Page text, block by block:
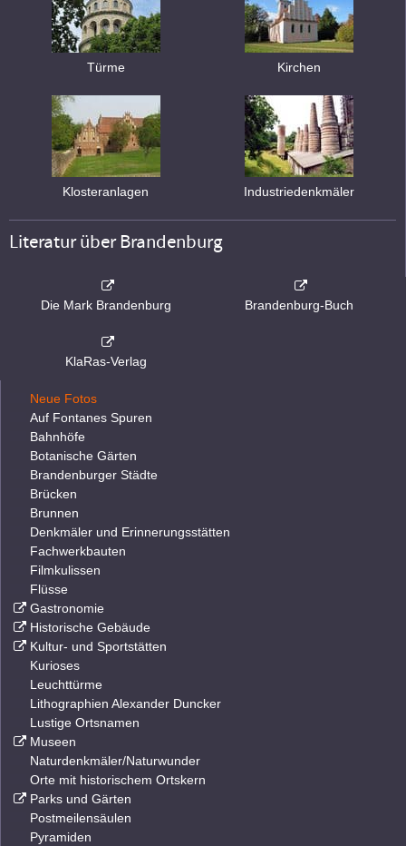
Türme Kirchen
Klosteranlagen Industriedenkmäler
Literatur über Brandenburg
Die Mark Brandenburg Brandenburg-Buch
KlaRas-Verlag
Neue Fotos
Auf Fontanes Spuren
Bahnhöfe
Botanische Gärten
Brandenburger Städte
Brücken
Brunnen
Denkmäler und Erinnerungsstätten
Fachwerkbauten
Filmkulissen
Flüsse
Gastronomie
Historische Gebäude
Kultur- und Sportstätten
Kurioses
Leuchttürme
Lithographien Alexander Duncker
Lustige Ortsnamen
Museen
Naturdenkmäler/Naturwunder
Orte mit historischem Ortskern
Parks und Gärten
Postmeilensäulen
Pyramiden